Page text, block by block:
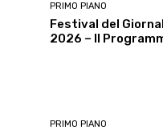
PRIMO PIANO
Festival del
2026 – Il
PRIMO PIANO